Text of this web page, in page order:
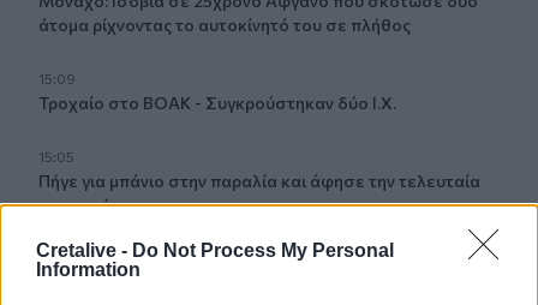
Cretalive - Do Not Process My Personal
Information
άτομα ρίχνοντας το αυτοκίνητό του σε πλήθος
15:09
Τροχαίο στο ΒΟΑΚ - Συγκρούστηκαν δύο Ι.Χ.
15:05
Πήγε για μπάνιο στην παραλία και άφησε την τελευταία
του πνοή
15:00
Φωτιά τώρα στη Μεγάλη Χώρα Αγρινίου – Σηκώθηκαν